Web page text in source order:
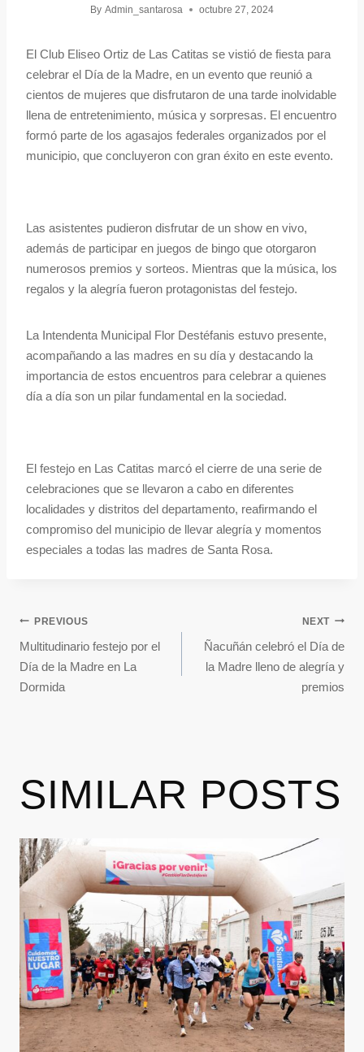
By Admin_santarosa octubre 27, 2024
El Club Eliseo Ortiz de Las Catitas se vistió de fiesta para
celebrar el Día de la Madre, en un evento que reunió a
cientos de mujeres que disfrutaron de una tarde inolvidable
llena de entretenimiento, música y sorpresas. El encuentro
formó parte de los agasajos federales organizados por el
municipio, que concluyeron con gran éxito en este evento.
Las asistentes pudieron disfrutar de un show en vivo,
además de participar en juegos de bingo que otorgaron
numerosos premios y sorteos. Mientras que la música, los
regalos y la alegría fueron protagonistas del festejo.
La Intendenta Municipal Flor Destéfanis estuvo presente,
acompañando a las madres en su día y destacando la
importancia de estos encuentros para celebrar a quienes
día a día son un pilar fundamental en la sociedad.
El festejo en Las Catitas marcó el cierre de una serie de
celebraciones que se llevaron a cabo en diferentes
localidades y distritos del departamento, reafirmando el
compromiso del municipio de llevar alegría y momentos
especiales a todas las madres de Santa Rosa.
PREVIOUS
Multitudinario festejo por el
Día de la Madre en La
Dormida
NEXT
Ñacuñán celebró el Día de
la Madre lleno de alegría y
premios
SIMILAR POSTS